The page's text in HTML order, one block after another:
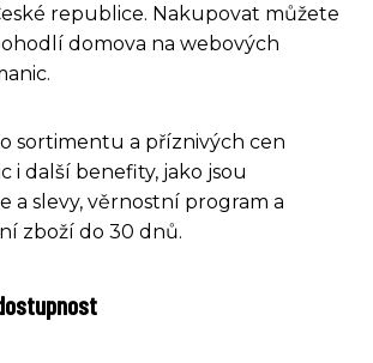
republice. Nakupovat můžete
domova na webových
sortimentu a příznivých cen
i další benefity, jako jsou
a slevy, věrnostní program a
zboží do 30 dnů.